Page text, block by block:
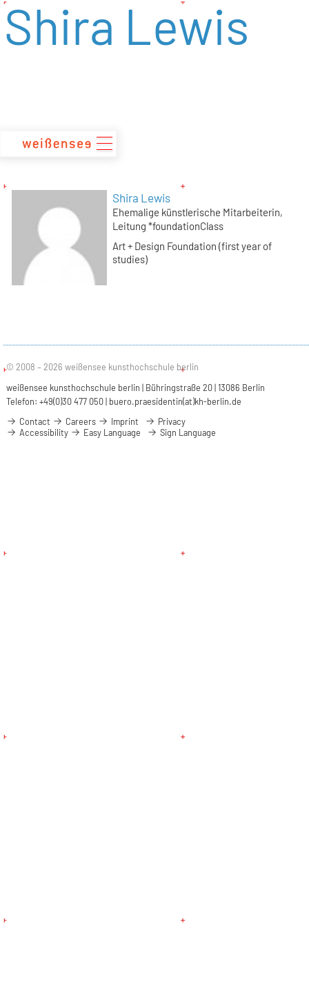
zum
Inhalt
Shira Lewis
Shira Lewis
Ehemalige künstlerische Mitarbeiterin,
Leitung *foundationClass
Art + Design Foundation (first year of
studies)
© 2008 – 2026 weißensee kunsthochschule berlin
weißensee kunsthochschule berlin | Bühringstraße 20 | 13086 Berlin
Telefon: +49(0)30 477 050 | buero.praesidentin(at)kh-berlin.de
Contact
Careers Imprint
Privacy
Accessibility
Easy Language Sign Language